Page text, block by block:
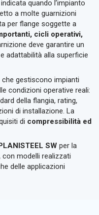
quando l’impianto
a molte guarnizioni
per flange soggette a
cicli operativi,
deve garantire un
adattabilità alla superficie
che gestiscono impianti
condizioni operative reali:
della flangia, rating,
di installazione. La
di compressibilità ed
SW per la
modelli realizzati
delle applicazioni